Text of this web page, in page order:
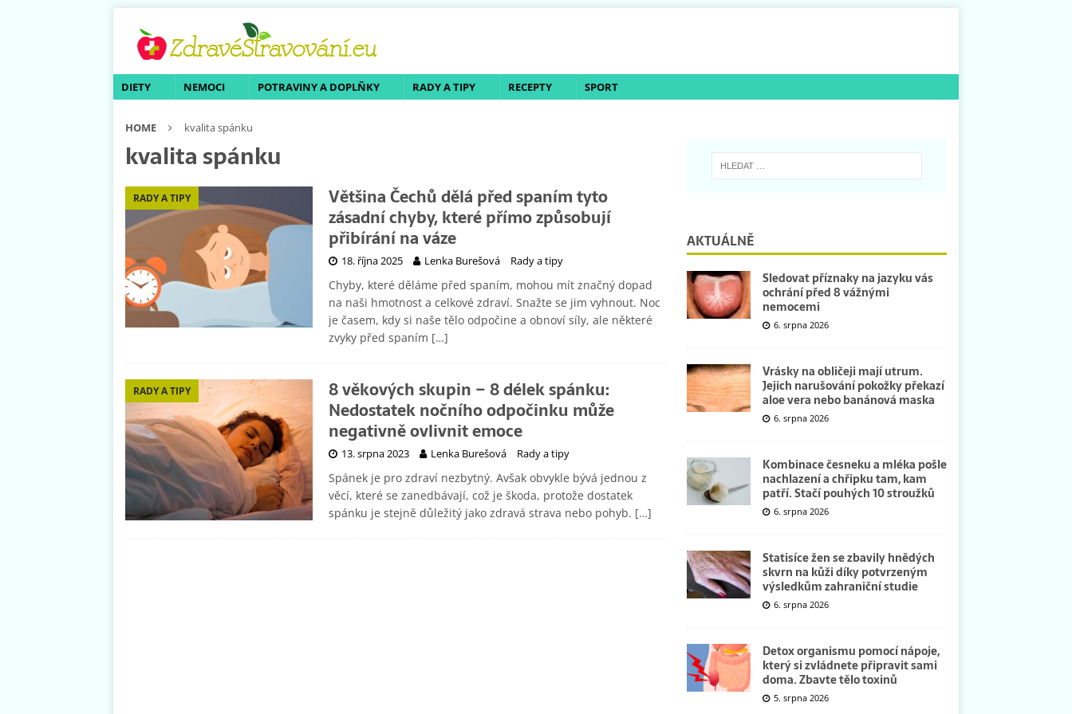
DIETY NEMOCI POTRAVINY A DOPLŇKY RADY A TIPY RECEPTY SPORT
HOME kvalita spánku
kvalita spánku
RADY A TIPY
Většina Čechů dělá před spaním tyto
zásadní chyby, které přímo způsobují
přibírání na váze
18. října 2025 Lenka Burešová Rady a tipy
Chyby, které děláme před spaním, mohou mít značný dopad
na naši hmotnost a celkové zdraví. Snažte se jim vyhnout. Noc
je časem, kdy si naše tělo odpočine a obnoví síly, ale některé
zvyky před spaním […]
RADY A TIPY
8 věkových skupin – 8 délek spánku:
Nedostatek nočního odpočinku může
negativně ovlivnit emoce
13. srpna 2023 Lenka Burešová Rady a tipy
Spánek je pro zdraví nezbytný. Avšak obvykle bývá jednou z
věcí, které se zanedbávají, což je škoda, protože dostatek
spánku je stejně důležitý jako zdravá strava nebo pohyb. […]
AKTUÁLNĚ
Sledovat příznaky na jazyku vás
ochrání před 8 vážnými
nemocemi
6. srpna 2026
Vrásky na obličeji mají utrum.
Jejich narušování pokožky překazí
aloe vera nebo banánová maska
6. srpna 2026
Kombinace česneku a mléka pošle
nachlazení a chřipku tam, kam
patří. Stačí pouhých 10 stroužků
6. srpna 2026
Statisíce žen se zbavily hnědých
skvrn na kůži díky potvrzeným
výsledkům zahraniční studie
6. srpna 2026
Detox organismu pomocí nápoje,
který si zvládnete připravit sami
doma. Zbavte tělo toxinů
5. srpna 2026